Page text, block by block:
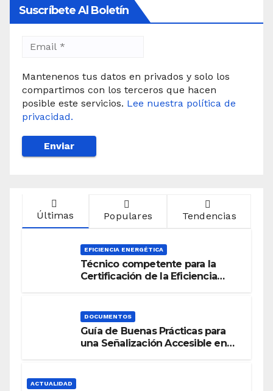
Suscríbete Al Boletín
Mantenenos tus datos en privados y solo los
compartimos con los terceros que hacen
posible este servicios. Lee nuestra política de
privacidad.
Últimas Populares Tendencias
EFICIENCIA ENERGÉTICA
Técnico competente para la
Certificación de la Eficiencia
DOCUMENTOS
Guía de Buenas Prácticas para
una Señalización Accesible en
ACTUALIDAD